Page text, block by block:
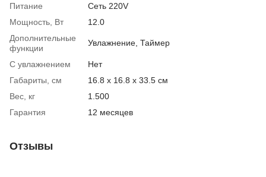
Питание
Сеть 220V
Мощность, Вт
12.0
Дополнительные
функции
Увлажнение, Таймер
С увлажнением
Нет
Габариты, см
16.8 х 16.8 х 33.5 см
Вес, кг
1.500
Гарантия
12 месяцев
Отзывы